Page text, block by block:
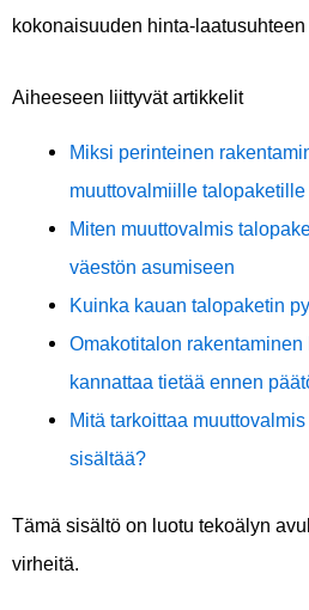
kokonaisuuden hinta-laatusuhteen
Aiheeseen liittyvät artikkelit
Miksi perinteinen
muuttovalmiille talopaketille
Miten muuttovalmis
väestön asumiseen
Kuinka kauan talopaketin
Omakotitalon
kannattaa tietää ennen
Mitä tarkoittaa
sisältää?
Tämä sisältö on luotu tekoälyn
virheitä.